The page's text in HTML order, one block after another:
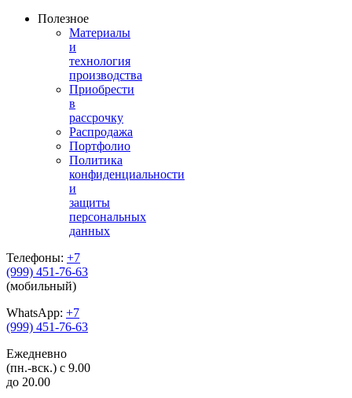
Полезное
Материалы
и
технология
производства
Приобрести
в
рассрочку
Распродажа
Портфолио
Политика
конфиденциальности
и
защиты
персональных
данных
Телефоны: +7
(999) 451-76-63
(мобильный)
WhatsApp: +7
(999) 451-76-63
Ежедневно
(пн.-вск.) с 9.00
до 20.00